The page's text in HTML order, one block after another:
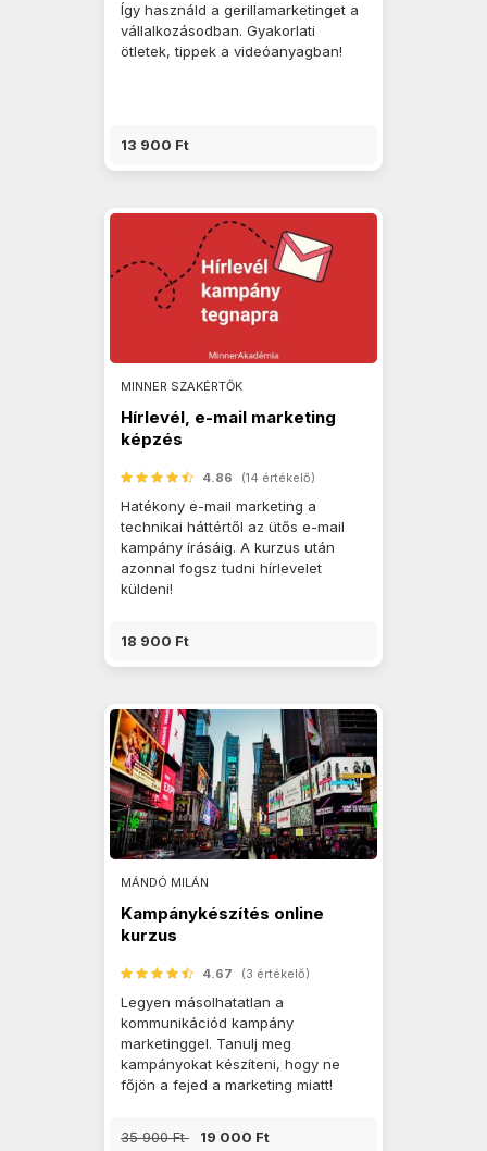
Így használd a gerillamarketinget a
vállalkozásodban. Gyakorlati
ötletek, tippek a videóanyagban!
13 900 Ft
MINNER SZAKÉRTŐK
Hírlevél, e-mail marketing
képzés
4.86 (14 értékelő)
Hatékony e-mail marketing a
technikai háttértől az ütős e-mail
kampány írásáig. A kurzus után
azonnal fogsz tudni hírlevelet
küldeni!
18 900 Ft
MÁNDÓ MILÁN
Kampánykészítés online
kurzus
4.67 (3 értékelő)
Legyen másolhatatlan a
kommunikációd kampány
marketinggel. Tanulj meg
kampányokat készíteni, hogy ne
főjön a fejed a marketing miatt!
35 900 Ft 19 000 Ft